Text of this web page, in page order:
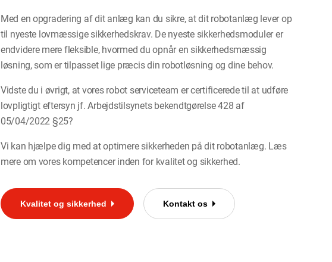
Med en opgradering af dit anlæg kan du sikre, at dit robotanlæg lever op
til nyeste lovmæssige sikkerhedskrav. De nyeste sikkerhedsmoduler er
endvidere mere fleksible, hvormed du opnår en sikkerhedsmæssig
løsning, som er tilpasset lige præcis din robotløsning og dine behov.
Vidste du i øvrigt, at vores robot serviceteam er certificerede til at udføre
lovpligtigt eftersyn jf. Arbejdstilsynets bekendtgørelse 428 af
05/04/2022 §25?
Vi kan hjælpe dig med at optimere sikkerheden på dit robotanlæg. Læs
mere om vores kompetencer inden for kvalitet og sikkerhed.
Kvalitet og sikkerhed Kontakt os